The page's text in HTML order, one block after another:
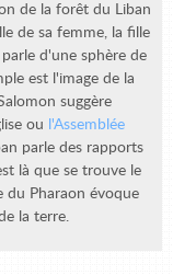
de la forêt du Liban
de sa femme, la fille
d'une sphère de
est l'image de la
suggère
ou
l'Assemblée
parle des rapports
là que se trouve le
du Pharaon évoque
la terre.